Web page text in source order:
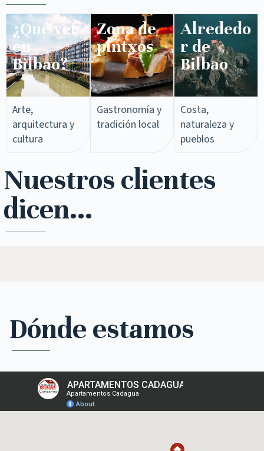
¿Qué ver
en
Bilbao?
Arte,
arquitectura y
cultura
Zona de
pintxos​
Gastronomía y
tradición local
Alrededo
r de
Bilbao
Costa,
naturaleza y
pueblos
Nuestros clientes
dicen...
Dónde estamos